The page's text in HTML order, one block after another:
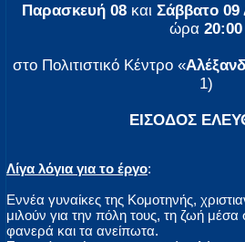
Παρασκευή 08και Σάββατο 09
ώρα 20:00
στο Πολιτιστικό Κέντρο «
1)
ΕΙΣΟΔΟΣ
Λίγα λόγια για το έργο:
Εννέα γυναίκες της Κομοτηνής,
μιλούν για την πόλη τους, τη ζωή
φανερά και τα ανείπωτα.